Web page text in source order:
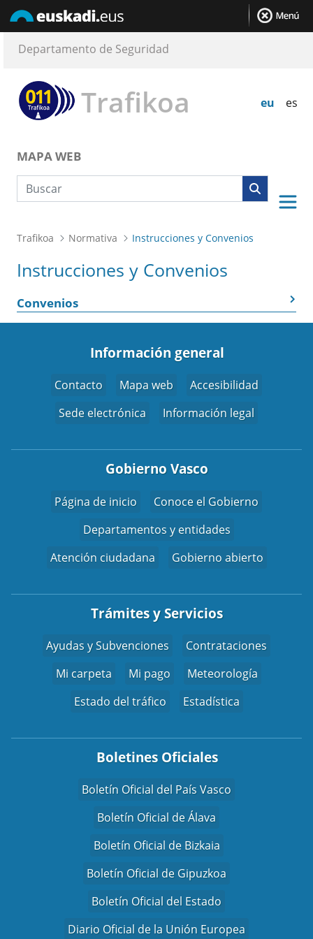
Trafikoa eu es
Departamento de Seguridad
MAPA WEB
Búsqueda web
Trafikoa Normativa Instrucciones y Convenios
Instrucciones y Convenios
Convenios
Información general
Contacto Mapa web
Accesibilidad
Sede electrónica
Información legal
Gobierno Vasco
Página de inicio
Conoce el Gobierno
Departamentos y entidades
Atención ciudadana
Gobierno abierto
Trámites y Servicios
Ayudas y Subvenciones
Contrataciones
Mi carpeta
Mi pago
Meteorología
Estado del tráfico
Estadística
Boletines Oficiales
Boletín Oficial del País Vasco
Boletín Oficial de Álava
Boletín Oficial de Bizkaia
Boletín Oficial de Gipuzkoa
Boletín Oficial del Estado
Diario Oficial de la Unión Europea